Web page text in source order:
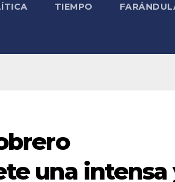
TIEMPO
una intensa